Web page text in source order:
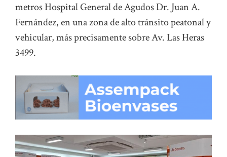
metros Hospital General de Agudos Dr. Juan A.
Fernández, en una zona de alto tránsito peatonal y
vehicular, más precisamente sobre Av. Las Heras
3499.